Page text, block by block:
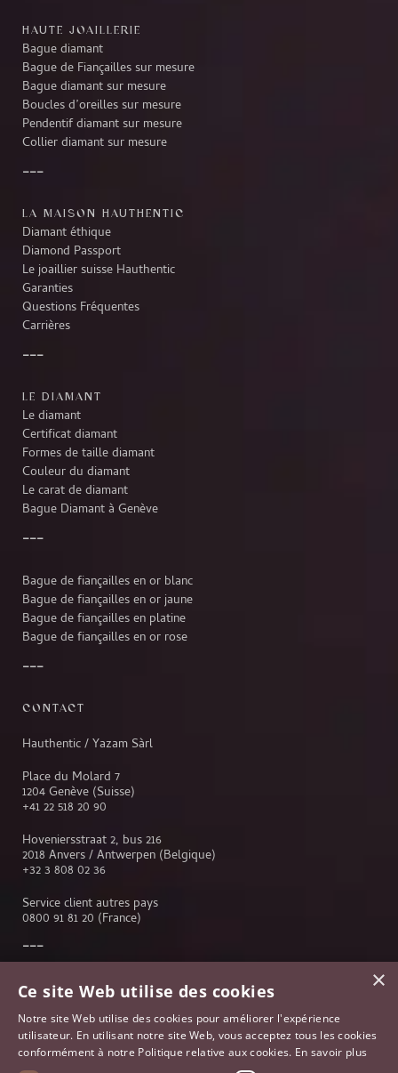
HAUTE JOAILLERIE
Bague diamant
Bague de Fiançailles sur mesure
Bague diamant sur mesure
Boucles d’oreilles sur mesure
Pendentif diamant sur mesure
Collier diamant sur mesure
LA MAISON HAUTHENTIC
Diamant éthique
Diamond Passport
Le joaillier suisse Hauthentic
Garanties
Questions Fréquentes
Carrières
LE DIAMANT
Le diamant
Certificat diamant
Formes de taille diamant
Couleur du diamant
Le carat de diamant
Bague Diamant à Genève
Bague de fiançailles en or blanc
Bague de fiançailles en or jaune
Bague de fiançailles en platine
Bague de fiançailles en or rose
CONTACT
Hauthentic / Yazam Sàrl
Place du Molard 7
1204 Genève (Suisse)
+41 22 518 20 90
Hoveniersstraat 2, bus 216
2018 Anvers / Antwerpen (Belgique)
+32 3 808 02 36
Service client autres pays
0800 91 81 20 (France)
Service client
Lausanne
Anvers
×
Ce site Web utilise des cookies
Notre site Web utilise des cookies pour améliorer l'expérience
utilisateur. En utilisant notre site Web, vous acceptez tous les cookies
conformément à notre Politique relative aux cookies. En savoir plus